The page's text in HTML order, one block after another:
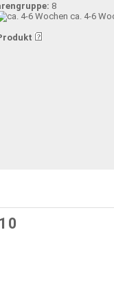
8
ca. 4-6